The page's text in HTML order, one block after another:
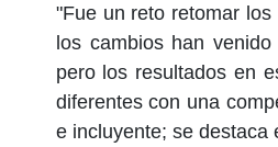
"Fue un reto retomar
los cambios han
pero los resultados en
diferentes con una
e incluyente; se destaca